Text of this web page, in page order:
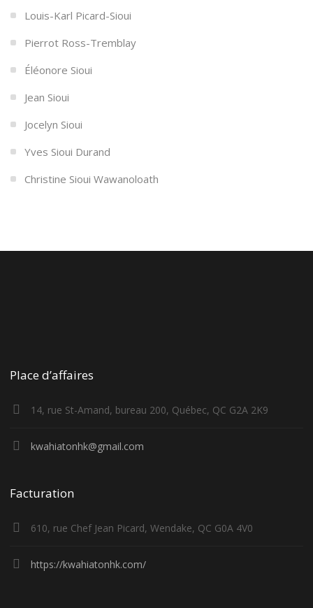
Louis-Karl Picard-Sioui
Pierrot Ross-Tremblay
Éléonore Sioui
Jean Sioui
Jocelyn Sioui
Yves Sioui Durand
Christine Sioui Wawanoloath
Place d’affaires
14, rue St-Amand, bureau 200, Québec, QC G2A 2K9
kwahiatonhk@gmail.com
Facturation
610, rue Chef Jean Picard, Wendake, QC G0A 4V0
https://kwahiatonhk.com/